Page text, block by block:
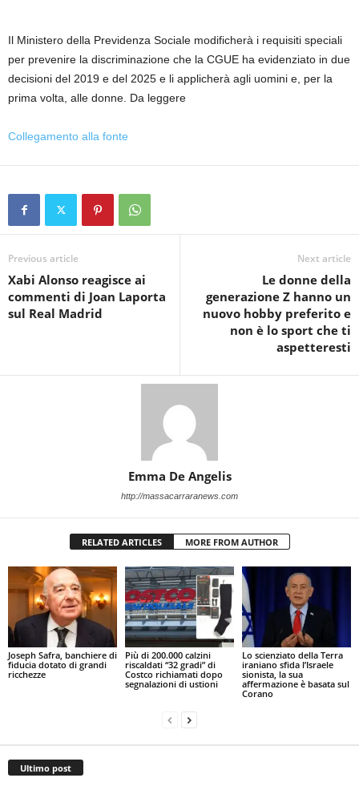
Il Ministero della Previdenza Sociale modificherà i requisiti speciali
per prevenire la discriminazione che la CGUE ha evidenziato in due
decisioni del 2019 e del 2025 e li applicherà agli uomini e, per la
prima volta, alle donne. Da leggere
Collegamento alla fonte
Previous article
Xabi Alonso reagisce ai
commenti di Joan Laporta
sul Real Madrid
Next article
Le donne della
generazione Z hanno un
nuovo hobby preferito e
non è lo sport che ti
aspetteresti
Emma De Angelis
http://massacarraranews.com
RELATED ARTICLES MORE FROM AUTHOR
Joseph Safra, banchiere di
fiducia dotato di grandi
ricchezze
Più di 200.000 calzini
riscaldati “32 gradi” di
Costco richiamati dopo
segnalazioni di ustioni
Lo scienziato della Terra
iraniano sfida l’Israele
sionista, la sua
affermazione è basata sul
Corano
Ultimo post